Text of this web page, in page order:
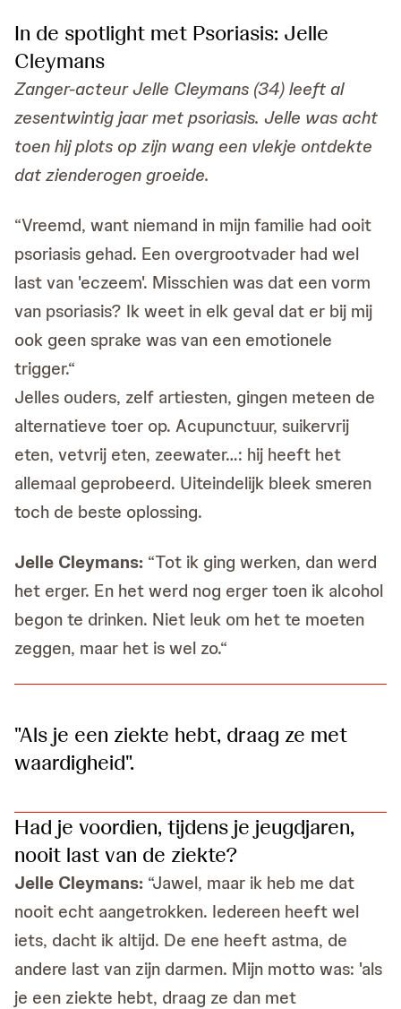
In de spotlight met Psoriasis: Jelle
Cleymans
Zanger-acteur Jelle Cleymans (34) leeft al
zesentwintig jaar met psoriasis. Jelle was acht
toen hij plots op zijn wang een vlekje ontdekte
dat zienderogen groeide.
“Vreemd, want niemand in mijn familie had ooit
psoriasis gehad. Een overgrootvader had wel
last van 'eczeem'. Misschien was dat een vorm
van psoriasis? Ik weet in elk geval dat er bij mij
ook geen sprake was van een emotionele
trigger.“
Jelles ouders, zelf artiesten, gingen meteen de
alternatieve toer op. Acupunctuur, suikervrij
eten, vetvrij eten, zeewater…: hij heeft het
allemaal geprobeerd. Uiteindelijk bleek smeren
toch de beste oplossing.
Jelle Cleymans: “Tot ik ging werken, dan werd
het erger. En het werd nog erger toen ik alcohol
begon te drinken. Niet leuk om het te moeten
zeggen, maar het is wel zo.“
"Als je een ziekte hebt, draag ze met
waardigheid".
Had je voordien, tijdens je jeugdjaren,
nooit last van de ziekte?
Jelle Cleymans: “Jawel, maar ik heb me dat
nooit echt aangetrokken. Iedereen heeft wel
iets, dacht ik altijd. De ene heeft astma, de
andere last van zijn darmen. Mijn motto was: 'als
je een ziekte hebt, draag ze dan met